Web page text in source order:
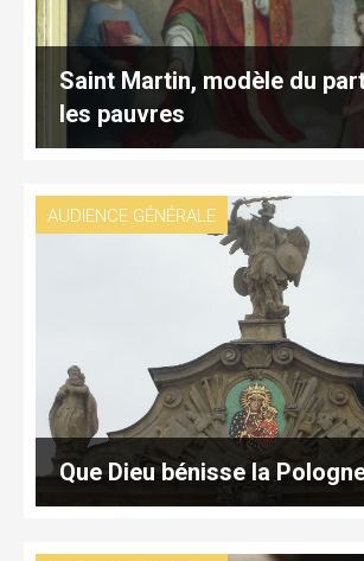
Saint Martin, modèle du
les pauvres
AUDIENCE GÉNÉRALE
Que Dieu bénisse la